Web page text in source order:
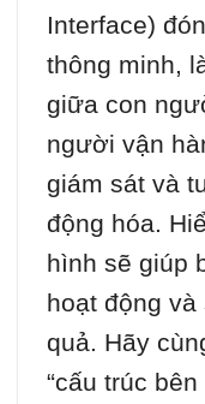
Interface)
thông minh,
giữa con
người vận
giám sát và
động hóa.
hình sẽ giúp
hoạt động
quả. Hãy
“cấu trúc